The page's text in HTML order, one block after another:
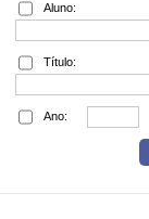
Aluno:
Título:
Ano: